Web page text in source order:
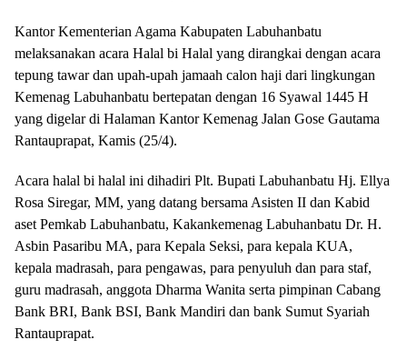
Kantor Kementerian Agama Kabupaten Labuhanbatu
melaksanakan acara Halal bi Halal yang dirangkai dengan acara
tepung tawar dan upah-upah jamaah calon haji dari lingkungan
Kemenag Labuhanbatu bertepatan dengan 16 Syawal 1445 H
yang digelar di Halaman Kantor Kemenag Jalan Gose Gautama
Rantauprapat, Kamis (25/4).
Acara halal bi halal ini dihadiri Plt. Bupati Labuhanbatu Hj. Ellya
Rosa Siregar, MM, yang datang bersama Asisten II dan Kabid
aset Pemkab Labuhanbatu, Kakankemenag Labuhanbatu Dr. H.
Asbin Pasaribu MA, para Kepala Seksi, para kepala KUA,
kepala madrasah, para pengawas, para penyuluh dan para staf,
guru madrasah, anggota Dharma Wanita serta pimpinan Cabang
Bank BRI, Bank BSI, Bank Mandiri dan bank Sumut Syariah
Rantauprapat.